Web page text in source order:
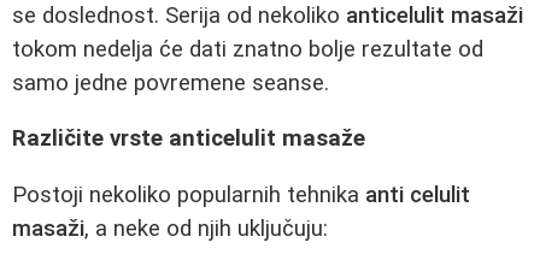
se doslednost. Serija od nekoliko anticelulit masaži
tokom nedelja će dati znatno bolje rezultate od
samo jedne povremene seanse.
Različite vrste anticelulit masaže
Postoji nekoliko popularnih tehnika anti celulit
masaži, a neke od njih uključuju: